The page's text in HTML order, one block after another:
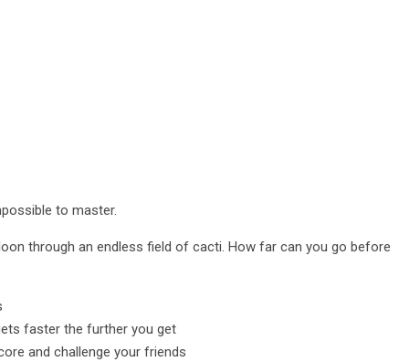
to master.
through an endless field of cacti. How far can you go before
faster the further you get
and challenge your friends